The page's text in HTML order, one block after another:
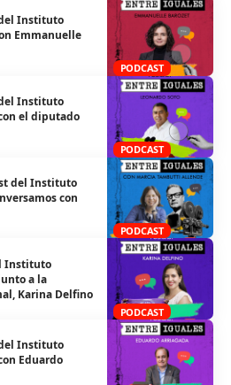
PODCAST
Instituto
Emmanuelle
PODCAST
Instituto
el diputado
PODCAST
del Instituto
con
PODCAST
Instituto
a la
Karina Delfino
Instituto
Eduardo